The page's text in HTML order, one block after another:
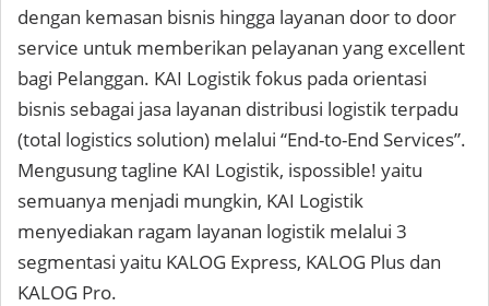
dengan kemasan bisnis hingga layanan door to door
service untuk memberikan pelayanan yang excellent
bagi Pelanggan. KAI Logistik fokus pada orientasi
bisnis sebagai jasa layanan distribusi logistik terpadu
(total logistics solution) melalui “End-to-End Services”.
Mengusung tagline KAI Logistik, ispossible! yaitu
semuanya menjadi mungkin, KAI Logistik
menyediakan ragam layanan logistik melalui 3
segmentasi yaitu KALOG Express, KALOG Plus dan
KALOG Pro.